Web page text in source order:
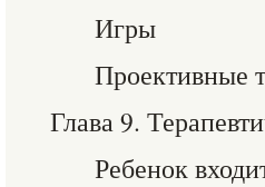
Игры
Проективные
Глава 9.
Ребенок